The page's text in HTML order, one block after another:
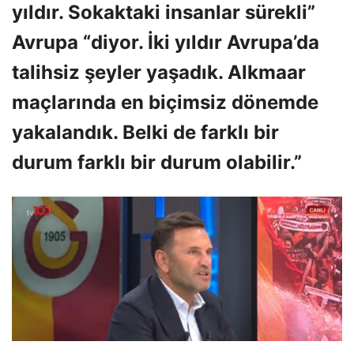
yıldır. Sokaktaki insanlar sürekli”
Avrupa “diyor. İki yıldır Avrupa’da
talihsiz şeyler yaşadık. Alkmaar
maçlarında en biçimsiz dönemde
yakalandık. Belki de farklı bir
durum farklı bir durum olabilir.”